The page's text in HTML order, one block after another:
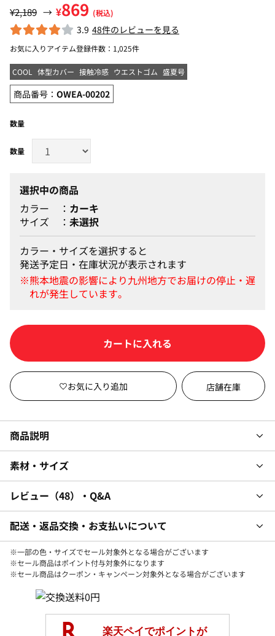
¥2,189 → ¥869 (税込)
3.9 48件のレビューを見る
お気に入りアイテム登録件数： 1,025件
COOL 体型カバー 接触冷感 ウエストゴム 盛夏号
商品番号： OWEA-00202
数量
選択中の商品
カラー
カーキ
サイズ
未選択
カラー・サイズを選択すると
発送予定日・在庫状況が表示されます
カートに入れる
店舗在庫
商品説明
素材・サイズ
レビュー 48 ・Q&A
配送・返品交換・お支払いについて
※一部の色・サイズでセール対象外となる場合がございます
※セール商品はポイント付与対象外になります
※セール商品はクーポン・キャンペーン対象外となる場合がございます